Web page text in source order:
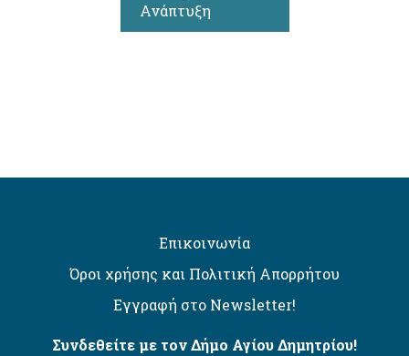
Ανάπτυξη
Επικοινωνία
Όροι χρήσης και Πολιτική Απορρήτου
Εγγραφή στο Newsletter!
Συνδεθείτε με τον Δήμο Αγίου Δημητρίου!